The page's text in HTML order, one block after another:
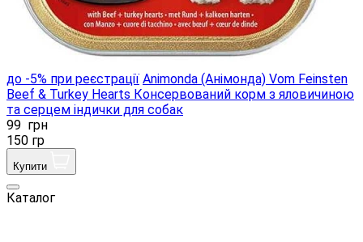
до -5% при реєстрації Animonda (Анімонда) Vom Feinsten
Beef & Turkey Hearts Консервований корм з яловичиною
та серцем індички для собак
99 грн
150 гр
Купити
Каталог